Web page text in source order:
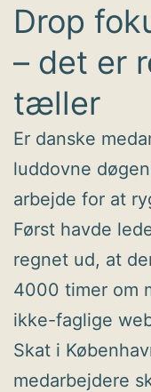
Drop
– det er
tæller
Er danske
luddovne
arbejde for at
Først havde
regnet ud, at
4000 timer om
ikke-faglige
Skat i
medarbejdere